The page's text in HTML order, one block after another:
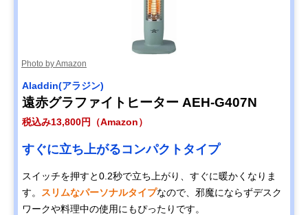
Photo by Amazon
Aladdin(アラジン)
遠赤グラファイトヒーター AEH-G407N
税込み13,800円（Amazon）
すぐに立ち上がるコンパクトタイプ
スイッチを押すと0.2秒で立ち上がり、すぐに暖かくなりま
す。
スリムなパーソナルタイプなので、邪魔にならずデスク
ワークや料理中の使用にもぴったりです。